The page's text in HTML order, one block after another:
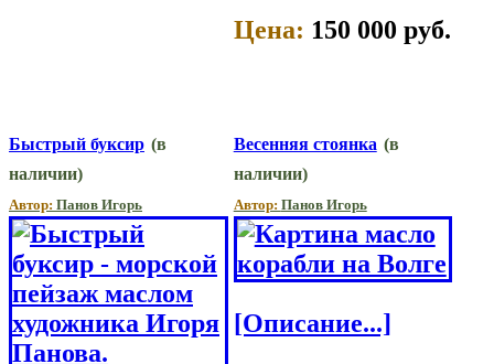
Цена: 150 000 руб.
Быстрый буксир (в
наличии)
Автор: Панов Игорь
Весенняя стоянка (в
наличии)
Автор: Панов Игорь
[Описание...]